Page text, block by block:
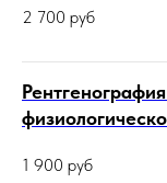
2 700 руб
1 900 руб